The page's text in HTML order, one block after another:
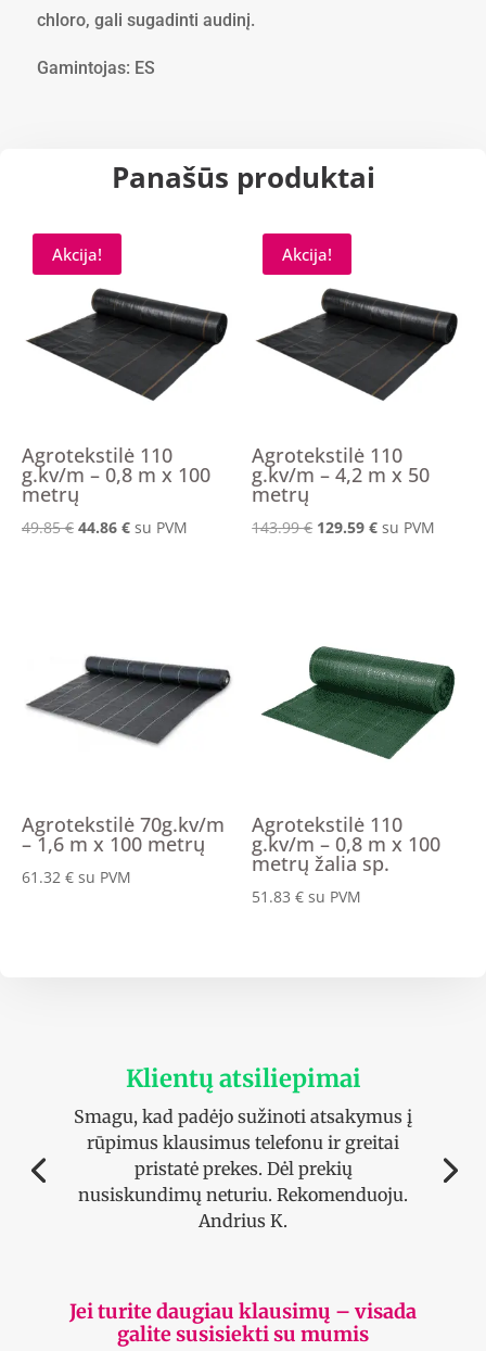
chloro, gali sugadinti audinį.
Gamintojas: ES
Panašūs produktai
Akcija!
Agrotekstilė 110
g.kv/m – 0,8 m x 100
metrų
49.85€ Original
44.86 €Current
su PVM
Akcija!
Agrotekstilė 110
g.kv/m – 4,2 m x 50
metrų
143.99€ Original
129.59€Current
su PVM
Agrotekstilė 70g.kv/m
– 1,6 m x 100 metrų
61.32 € su PVM
Agrotekstilė 110
g.kv/m – 0,8 m x 100
metrų žalia sp.
51.83€ su PVM
Klientų atsiliepimai
Smagu, kad padėjo sužinoti atsakymus į
rūpimus klausimus telefonu ir greitai
pristatė prekes. Dėl prekių
nusiskundimų neturiu. Rekomenduoju.
Andrius K.
Jei turite daugiau klausimų – visada
galite susisiekti su mumis